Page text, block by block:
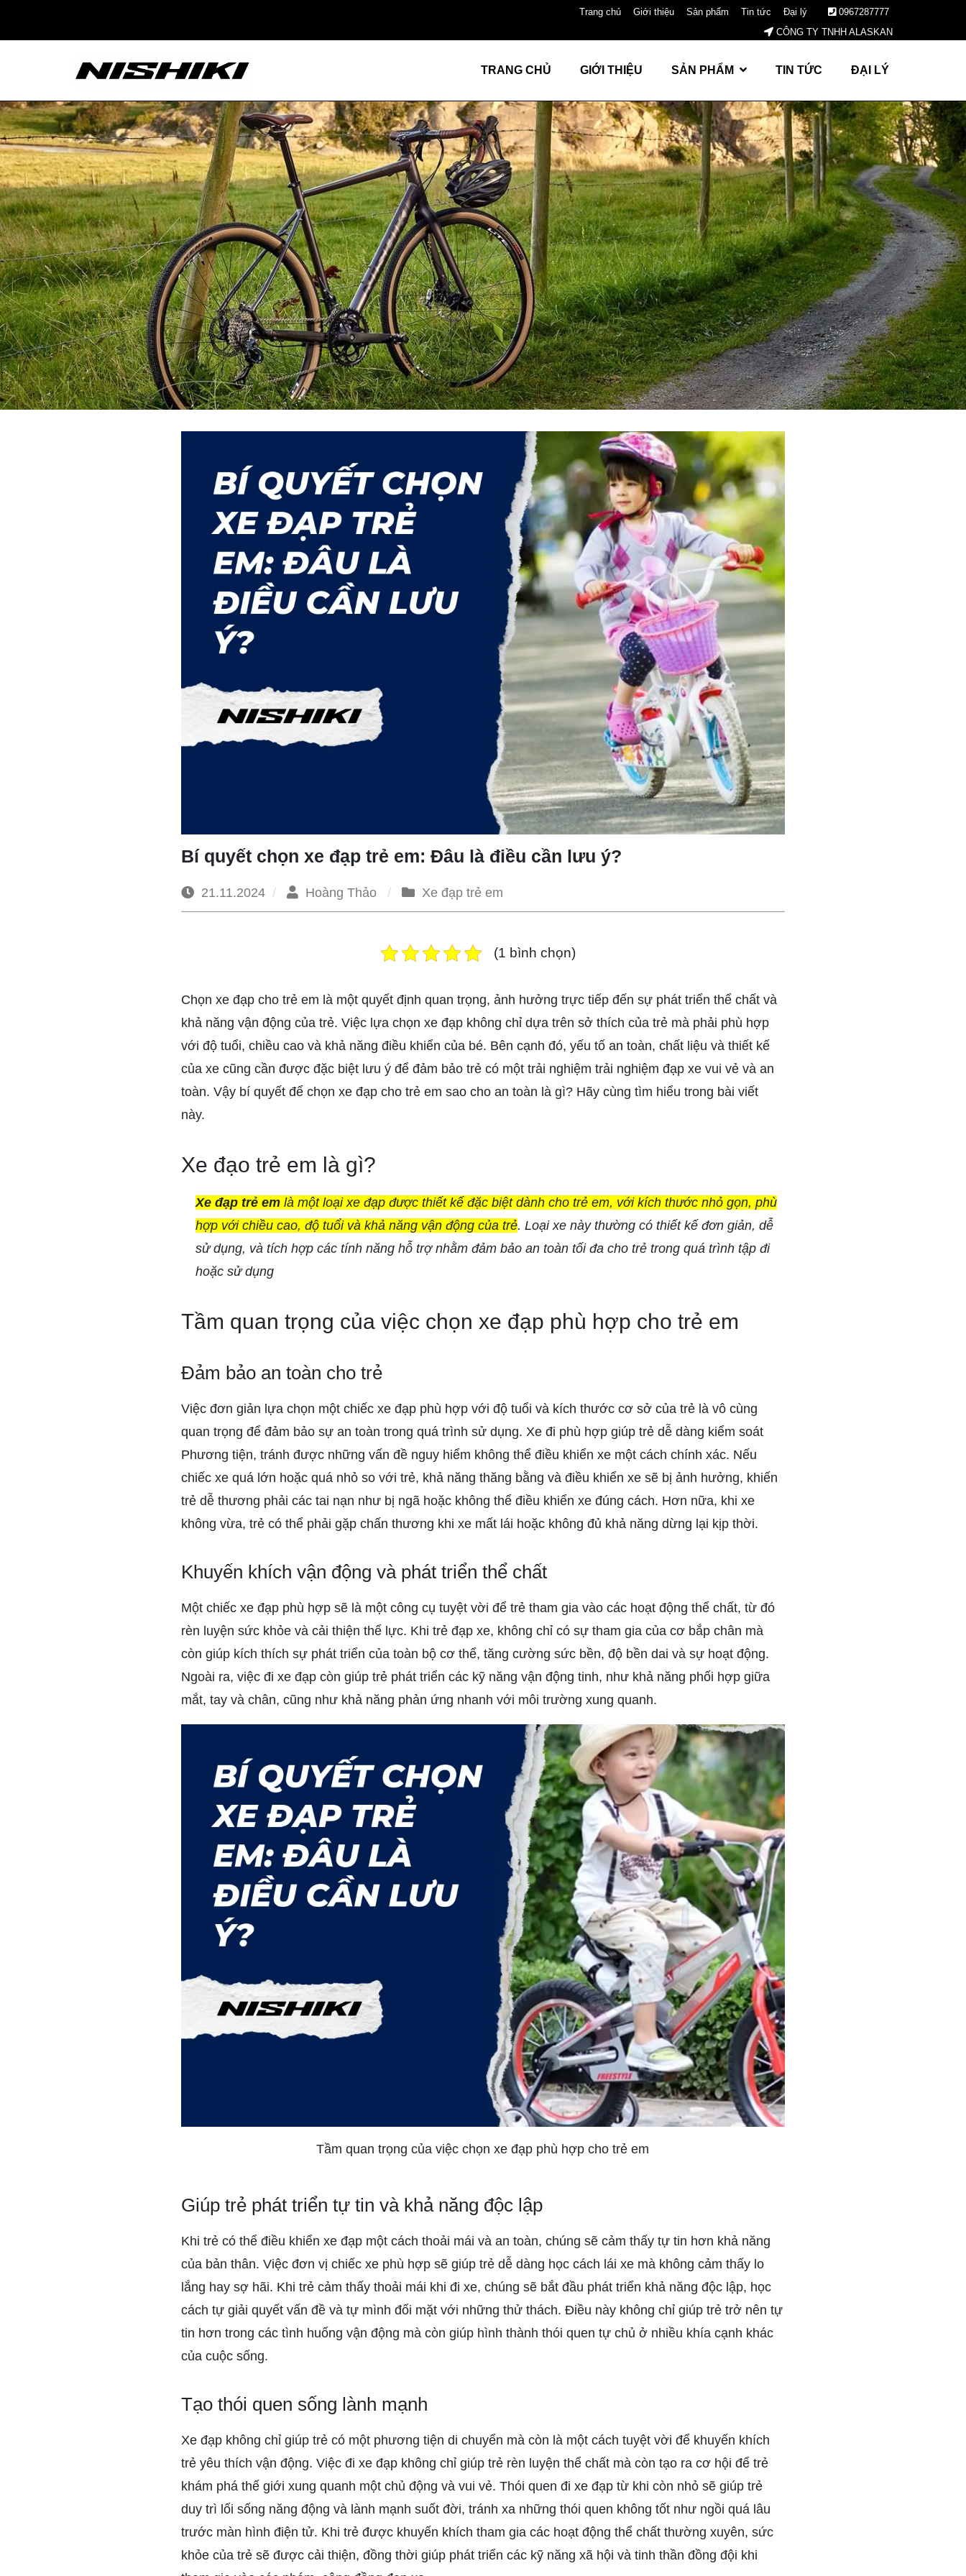
Trang chủ Giới thiệu Sản phẩm Tin tức Đại lý
0967287777
CÔNG TY TNHH ALASKAN
Nishiki – Xe Đạp
Nhật Bản – Since
1965
TRANG CHỦ GIỚI THIỆU SẢN PHẨM TIN TỨC ĐẠI LÝ
Bí quyết chọn xe đạp trẻ em: Đâu là điều cần lưu ý?
21.11.2024 Hoàng Thảo Xe đạp trẻ em
(1 bình chọn)
Chọn xe đạp cho trẻ em là một quyết định quan trọng, ảnh hưởng trực tiếp đến sự phát triển thể chất và
khả năng vận động của trẻ. Việc lựa chọn xe đạp không chỉ dựa trên sở thích của trẻ mà phải phù hợp
với độ tuổi, chiều cao và khả năng điều khiển của bé. Bên cạnh đó, yếu tố an toàn, chất liệu và thiết kế
của xe cũng cần được đặc biệt lưu ý để đảm bảo trẻ có một trải nghiệm trải nghiệm đạp xe vui vẻ và an
toàn. Vậy bí quyết để chọn xe đạp cho trẻ em sao cho an toàn là gì? Hãy cùng tìm hiểu trong bài viết
này.
Xe đạo trẻ em là gì?
Xe đạp trẻ emlà một loại xe đạp được thiết kế đặc biệt dành cho trẻ em, với kích thước nhỏ gọn, phù
hợp với chiều cao, độ tuổi và khả năng vận động của trẻ. Loại xe này thường có thiết kế đơn giản, dễ
sử dụng, và tích hợp các tính năng hỗ trợ nhằm đảm bảo an toàn tối đa cho trẻ trong quá trình tập đi
hoặc sử dụng
Tầm quan trọng của việc chọn xe đạp phù hợp cho trẻ em
Đảm bảo an toàn cho trẻ
Việc đơn giản lựa chọn một chiếc xe đạp phù hợp với độ tuổi và kích thước cơ sở của trẻ là vô cùng
quan trọng để đảm bảo sự an toàn trong quá trình sử dụng. Xe đi phù hợp giúp trẻ dễ dàng kiểm soát
Phương tiện, tránh được những vấn đề nguy hiểm không thể điều khiển xe một cách chính xác. Nếu
chiếc xe quá lớn hoặc quá nhỏ so với trẻ, khả năng thăng bằng và điều khiển xe sẽ bị ảnh hưởng, khiến
trẻ dễ thương phải các tai nạn như bị ngã hoặc không thể điều khiển xe đúng cách. Hơn nữa, khi xe
không vừa, trẻ có thể phải gặp chấn thương khi xe mất lái hoặc không đủ khả năng dừng lại kịp thời.
Khuyến khích vận động và phát triển thể chất
Một chiếc xe đạp phù hợp sẽ là một công cụ tuyệt vời để trẻ tham gia vào các hoạt động thể chất, từ đó
rèn luyện sức khỏe và cải thiện thể lực. Khi trẻ đạp xe, không chỉ có sự tham gia của cơ bắp chân mà
còn giúp kích thích sự phát triển của toàn bộ cơ thể, tăng cường sức bền, độ bền dai và sự hoạt động.
Ngoài ra, việc đi xe đạp còn giúp trẻ phát triển các kỹ năng vận động tinh, như khả năng phối hợp giữa
mắt, tay và chân, cũng như khả năng phản ứng nhanh với môi trường xung quanh.
Tầm quan trọng của việc chọn xe đạp phù hợp cho trẻ em
Giúp trẻ phát triển tự tin và khả năng độc lập
Khi trẻ có thể điều khiển xe đạp một cách thoải mái và an toàn, chúng sẽ cảm thấy tự tin hơn khả năng
của bản thân. Việc đơn vị chiếc xe phù hợp sẽ giúp trẻ dễ dàng học cách lái xe mà không cảm thấy lo
lắng hay sợ hãi. Khi trẻ cảm thấy thoải mái khi đi xe, chúng sẽ bắt đầu phát triển khả năng độc lập, học
cách tự giải quyết vấn đề và tự mình đối mặt với những thử thách. Điều này không chỉ giúp trẻ trở nên tự
tin hơn trong các tình huống vận động mà còn giúp hình thành thói quen tự chủ ở nhiều khía cạnh khác
của cuộc sống.
Tạo thói quen sống lành mạnh
Xe đạp không chỉ giúp trẻ có một phương tiện di chuyển mà còn là một cách tuyệt vời để khuyến khích
trẻ yêu thích vận động. Việc đi xe đạp không chỉ giúp trẻ rèn luyện thể chất mà còn tạo ra cơ hội để trẻ
khám phá thế giới xung quanh một chủ động và vui vẻ. Thói quen đi xe đạp từ khi còn nhỏ sẽ giúp trẻ
duy trì lối sống năng động và lành mạnh suốt đời, tránh xa những thói quen không tốt như ngồi quá lâu
trước màn hình điện tử. Khi trẻ được khuyến khích tham gia các hoạt động thể chất thường xuyên, sức
khỏe của trẻ sẽ được cải thiện, đồng thời giúp phát triển các kỹ năng xã hội và tinh thần đồng đội khi